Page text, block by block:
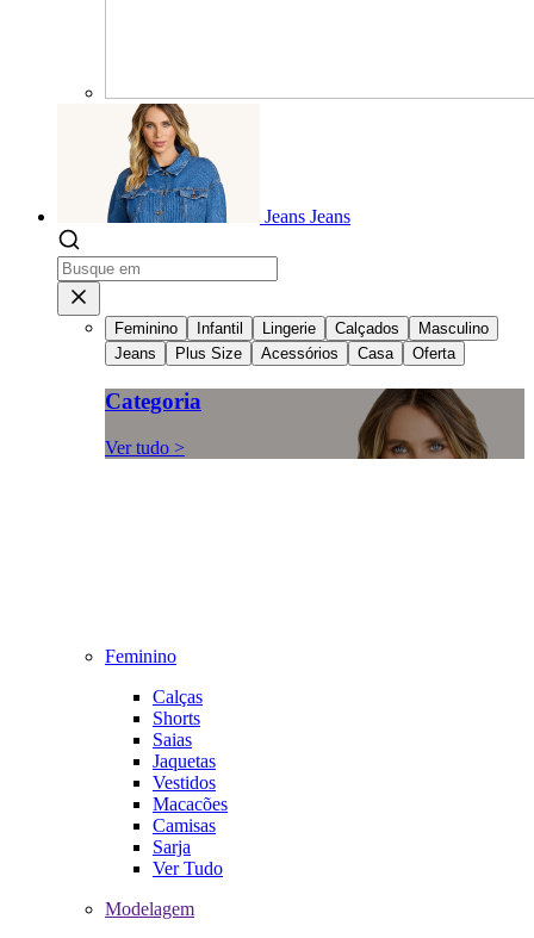
Jeans Jeans
Feminino Infantil Lingerie Calçados
Masculino
Jeans
Plus Size Acessórios Casa Oferta
Categoria
Ver tudo >
Feminino
Calças
Shorts
Saias
Jaquetas
Vestidos
Macacões
Camisas
Sarja
Ver Tudo
Modelagem